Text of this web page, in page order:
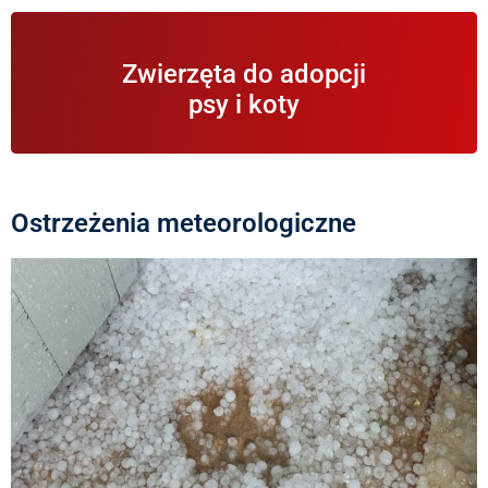
Zwierzęta do adopcji
psy i koty
Informacje na temat zwierząt znajdujących się w
schronisku i gotowych do adopcji.
Ostrzeżenia meteorologiczne